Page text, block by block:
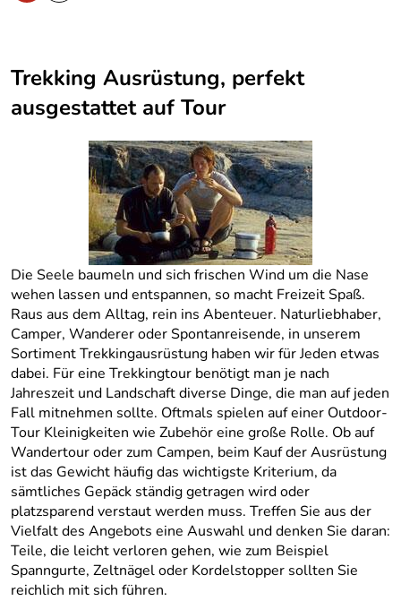
Trekking Ausrüstung, perfekt
ausgestattet auf Tour
Die Seele baumeln und sich frischen Wind um die Nase
wehen lassen und entspannen, so macht Freizeit Spaß.
Raus aus dem Alltag, rein ins Abenteuer. Naturliebhaber,
Camper, Wanderer oder Spontanreisende, in unserem
Sortiment Trekkingausrüstung haben wir für Jeden etwas
dabei. Für eine Trekkingtour benötigt man je nach
Jahreszeit und Landschaft diverse Dinge, die man auf jeden
Fall mitnehmen sollte. Oftmals spielen auf einer Outdoor-
Tour Kleinigkeiten wie Zubehör eine große Rolle. Ob auf
Wandertour oder zum Campen, beim Kauf der Ausrüstung
ist das Gewicht häufig das wichtigste Kriterium, da
sämtliches Gepäck ständig getragen wird oder
platzsparend verstaut werden muss. Treffen Sie aus der
Vielfalt des Angebots eine Auswahl und denken Sie daran:
Teile, die leicht verloren gehen, wie zum Beispiel
Spanngurte, Zeltnägel oder Kordelstopper sollten Sie
reichlich mit sich führen.